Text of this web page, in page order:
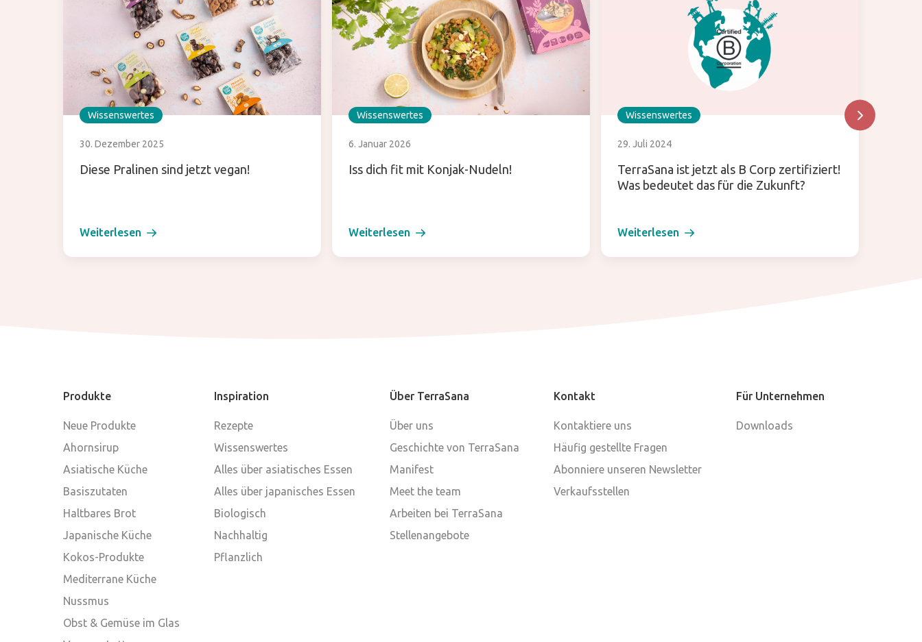
Wissenswertes
30. Dezember 2025
Diese Pralinen sind jetzt vegan!
Weiterlesen
Wissenswertes
6. Januar 2026
Iss dich fit mit Konjak-Nudeln!
Weiterlesen
Wissenswertes
29. Juli 2024
TerraSana ist jetzt als B Corp zertifiziert!
Was bedeutet das für die Zukunft?
Weiterlesen
Produkte
Neue Produkte
Ahornsirup
Asiatische Küche
Basiszutaten
Haltbares Brot
Japanische Küche
Kokos-Produkte
Mediterrane Küche
Nussmus
Obst & Gemüse im Glas
Inspiration
Rezepte
Wissenswertes
Alles über asiatisches Essen
Alles über japanisches Essen
Biologisch
Nachhaltig
Pflanzlich
Über TerraSana
Über uns
Geschichte von TerraSana
Manifest
Meet the team
Arbeiten bei TerraSana
Stellenangebote
Kontakt
Kontaktiere uns
Häufig gestellte Fragen
Abonniere unseren Newsletter
Verkaufsstellen
Für Unternehmen
Downloads